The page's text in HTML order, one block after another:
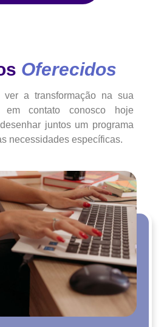
Oferecidos
ver a transformação na sua
em contato conosco hoje
juntos um programa
necessidades específicas.